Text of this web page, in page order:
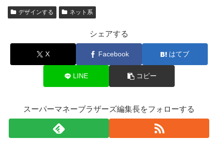
デザインする ネット系
シェアする
X Facebook はてブ
LINE コピー
スーパーマネーブラザーズ編集長をフォローする